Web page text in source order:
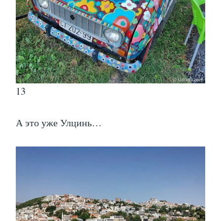
13
А это уже Улцинь…